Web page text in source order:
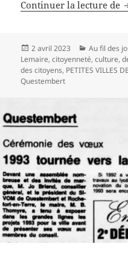
Continuer la lecture de
Publié
le
2 avril 2023 Catégories
Au fil des
Lemaire,citoyenneté,culture,
des citoyens, PETITES VILLES
Questembert